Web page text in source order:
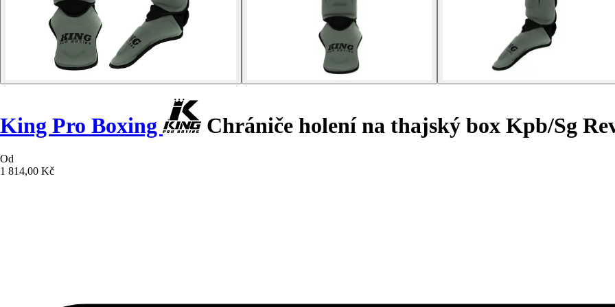
King Pro Boxing Chrániče holení na thajský box Kpb/Sg
Od
1 814,00 Kč